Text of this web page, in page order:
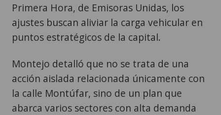
Primera Hora, de Emisoras Unidas, los
ajustes buscan aliviar la carga vehicular en
puntos estratégicos de la capital.
Montejo detalló que no se trata de una
acción aislada relacionada únicamente con
la calle Montúfar, sino de un plan que
abarca varios sectores con alta demanda